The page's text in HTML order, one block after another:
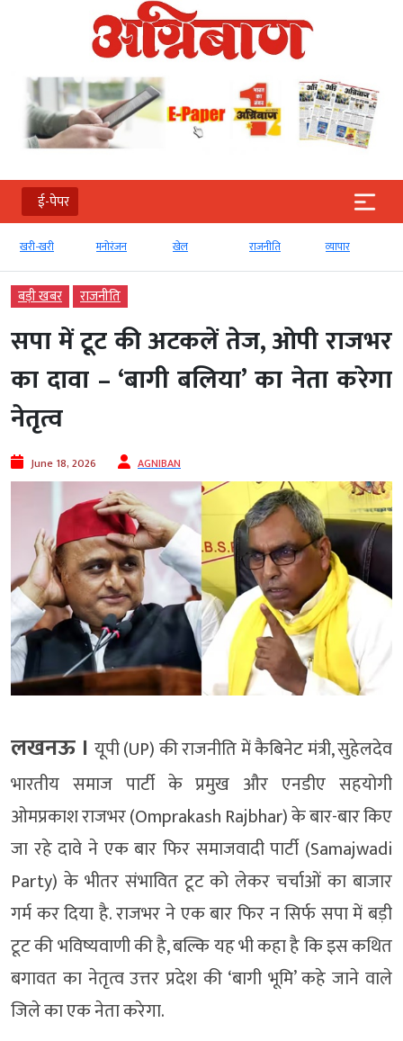
ई-पेपर
मनोरंजन खेल राजनीति व्‍यापार टेक्‍नोलॉजी
बड़ी खबर राजनीति
सपा में टूट की अटकलें तेज, ओपी राजभर
का दावा – ‘बागी बलिया’ का नेता करेगा
नेतृत्व
June 18, 2026 AGNIBAN
लखनऊ । यूपी (UP) की राजनीति में कैबिनेट मंत्री, सुहेलदेव
भारतीय समाज पार्टी के प्रमुख और एनडीए सहयोगी
ओमप्रकाश राजभर (Omprakash Rajbhar) के बार-बार किए
जा रहे दावे ने एक बार फिर समाजवादी पार्टी (Samajwadi
Party) के भीतर संभावित टूट को लेकर चर्चाओं का बाजार
गर्म कर दिया है. राजभर ने एक बार फिर न सिर्फ सपा में बड़ी
टूट की भविष्यवाणी की है, बल्कि यह भी कहा है कि इस कथित
बगावत का नेतृत्व उत्तर प्रदेश की ‘बागी भूमि’ कहे जाने वाले
जिले का एक नेता करेगा.